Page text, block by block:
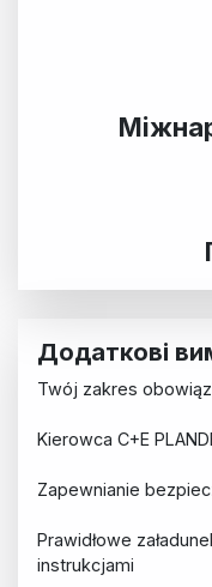
Додаткові
Twój zakres
Kierowca C+E
Zapewnianie
Prawidłowe
instrukcjami